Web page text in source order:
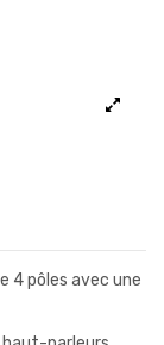
4 pôles avec une